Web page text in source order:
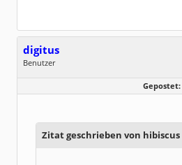
digitus
Benutzer
Dabei seit:
01 / 2011
Gepostet:
Zitat geschrieben von hibiscus